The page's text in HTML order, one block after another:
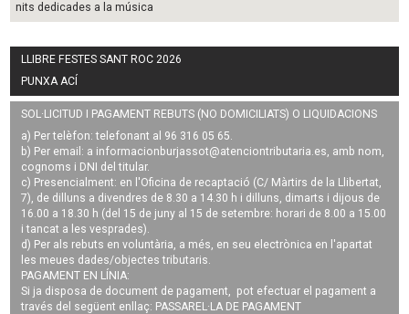
nits dedicades a la música
LLIBRE FESTES SANT ROC 2026
PUNXA ACÍ
SOL·LICITUD I PAGAMENT REBUTS (NO DOMICILIATS) O LIQUIDACIONS
a) Per telèfon: telefonant al 96 316 05 65.
b) Per email: a informacionburjassot@atenciontributaria.es, amb nom,
cognoms i DNI del titular.
c) Presencialment: en l'Oficina de recaptació (C/ Màrtirs de la Llibertat,
7), de dilluns a divendres de 8.30 a 14.30 h i dilluns, dimarts i dijous de
16.00 a 18.30 h (del 15 de juny al 15 de setembre: horari de 8.00 a 15.00
i tancat a les vesprades).
d) Per als rebuts en voluntària, a més, en seu electrònica en l'apartat
les meues dades/objectes tributaris.
PAGAMENT EN LÍNIA:
Si ja disposa de document de pagament, pot efectuar el pagament a
través del següent enllaç: PASSAREL·LA DE PAGAMENT